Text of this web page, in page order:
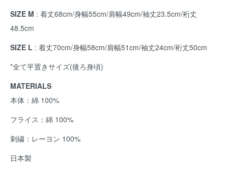
SIZE M : 着丈68cm/身幅55cm/肩幅49cm/袖丈23.5cm/裄丈
48.5cm
SIZE L : 着丈70cm/身幅58cm/肩幅51cm/袖丈24cm/裄丈50cm
*全て平置きサイズ(後ろ身頃)
MATERIALS
本体：綿 100%
フライス：綿 100%
刺繍：レーヨン 100%
日本製